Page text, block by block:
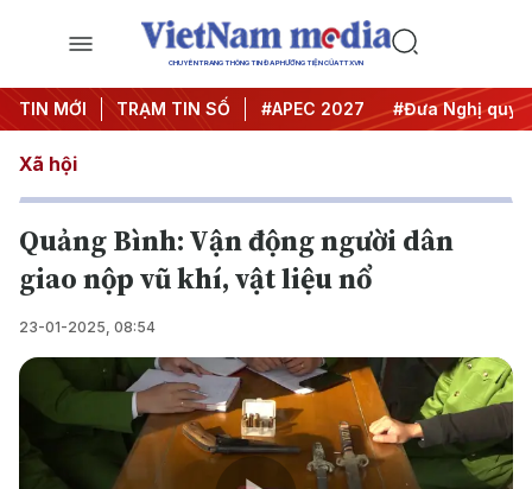
CHUYÊN TRANG THÔNG TIN ĐA PHƯƠNG TIỆN CỦA TTXVN
TIN MỚI TRẠM TIN SỐ
#Hội nghị Trung ương 3 #APEC 2027 #Đưa Nghị
Xã hội
Quảng Bình: Vận động người dân
giao nộp vũ khí, vật liệu nổ
23-01-2025, 08:54